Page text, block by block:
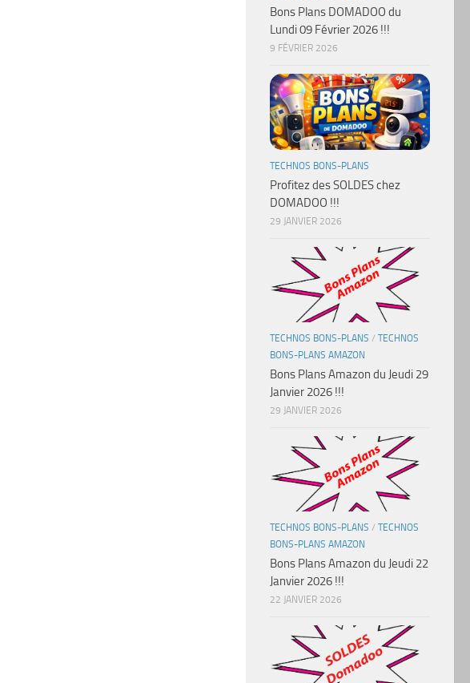
Bons Plans DOMADOO du
Lundi 09 Février 2026 !!!
9 FÉVRIER 2026
TECHNOS BONS-PLANS
Profitez des SOLDES chez
DOMADOO !!!
29 JANVIER 2026
TECHNOS BONS-PLANS / TECHNOS
BONS-PLANS AMAZON
Bons Plans Amazon du Jeudi 29
Janvier 2026 !!!
29 JANVIER 2026
TECHNOS BONS-PLANS / TECHNOS
BONS-PLANS AMAZON
Bons Plans Amazon du Jeudi 22
Janvier 2026 !!!
22 JANVIER 2026